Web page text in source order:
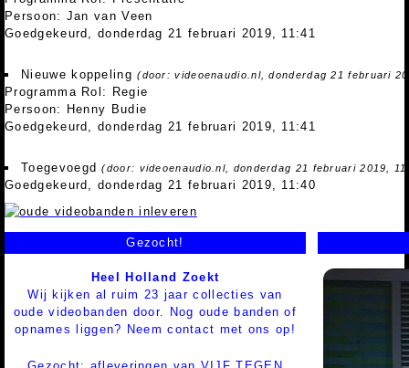
Persoon: Jan van Veen
Goedgekeurd, donderdag 21 februari 2019, 11:41
Nieuwe koppeling(door: videoenaudio.nl, donderdag 21 februari
Programma Rol: Regie
Persoon: Henny Budie
Goedgekeurd, donderdag 21 februari 2019, 11:41
Toegevoegd(door: videoenaudio.nl, donderdag 21 februari 2019,
Goedgekeurd, donderdag 21 februari 2019, 11:40
Gezocht!
Heel Holland Zoekt
Wij kijken al ruim 23 jaar collecties van
oude videobanden door. Nog oude banden of
opnames liggen? Neem contact met ons op!